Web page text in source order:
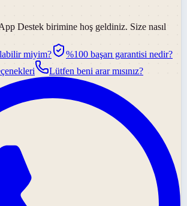
Destek birimine hoş geldiniz. Size nasıl
miyim?
%100 başarı garantisi nedir?
Lütfen beni arar mısınız?